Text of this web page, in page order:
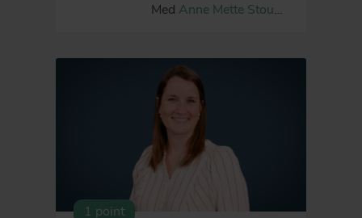
Med Anne Mette Stougaard
1 point